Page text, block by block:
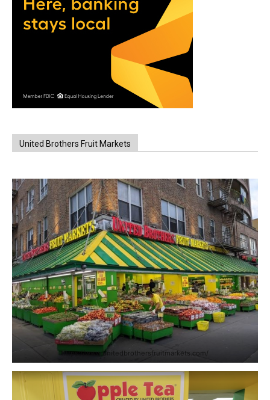
United Brothers Fruit Markets
https://www.unitedbrothersfruitmarkets.com/